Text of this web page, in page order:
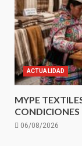
ACTUALIDAD
MYPE
06/08/2026